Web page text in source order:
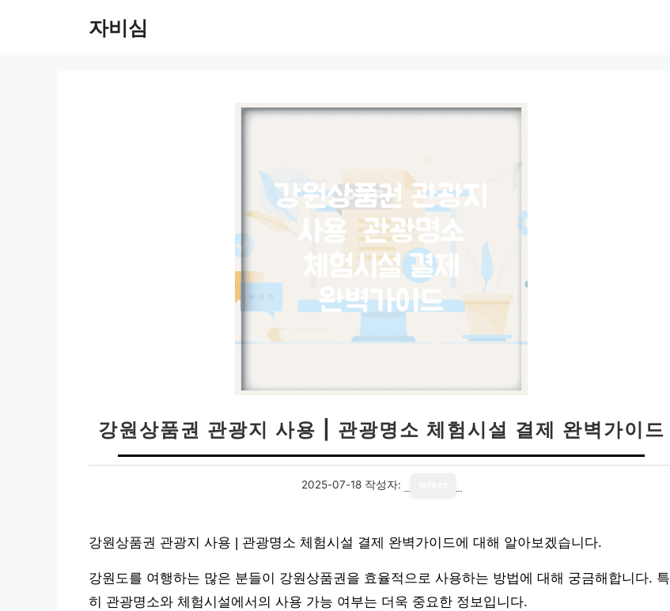
자비심
강원상품권 관광지 사용 | 관광명소 체험시설 결제 완벽가이드
2025-07-18 작성자:
강원상품권 관광지 사용 | 관광명소 체험시설 결제 완벽가이드에 대해 알아보겠습니다.
강원도를 여행하는 많은 분들이 강원상품권을 효율적으로 사용하는 방법에 대해 궁금해합니다. 특
히 관광명소와 체험시설에서의 사용 가능 여부는 더욱 중요한 정보입니다.